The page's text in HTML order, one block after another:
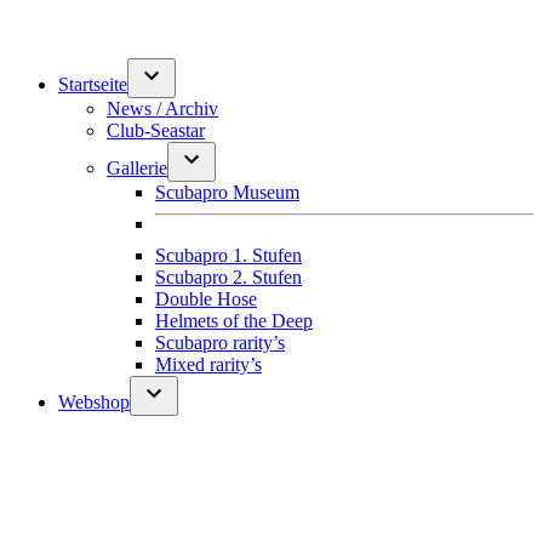
Startseite
News / Archiv
Club-Seastar
Gallerie
Scubapro Museum
Scubapro 1. Stufen
Scubapro 2. Stufen
Double Hose
Helmets of the Deep
Scubapro rarity’s
Mixed rarity’s
Webshop